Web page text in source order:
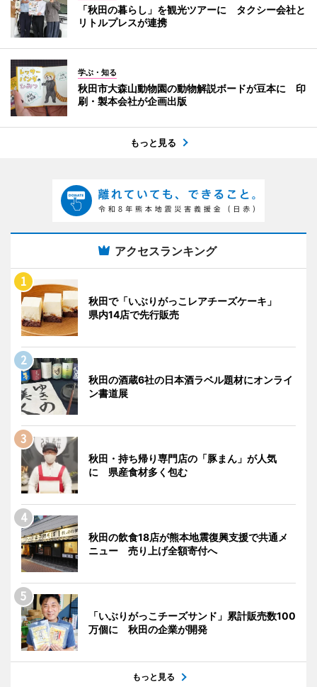
「秋田の暮らし」を観光ツアーに タクシー会社と
リトルプレスが連携
学ぶ・知る
秋田市大森山動物園の動物解説ボードが豆本に 印
刷・製本会社が企画出版
もっと見る
アクセスランキング
秋田で「いぶりがっこレアチーズケーキ」
県内14店で先行販売
秋田の酒蔵6社の日本酒ラベル題材にオンライ
ン書道展
秋田・持ち帰り専門店の「豚まん」が人気
に 県産食材多く包む
秋田の飲食18店が熊本地震復興支援で共通メ
ニュー 売り上げ全額寄付へ
「いぶりがっこチーズサンド」累計販売数100
万個に 秋田の企業が開発
もっと見る